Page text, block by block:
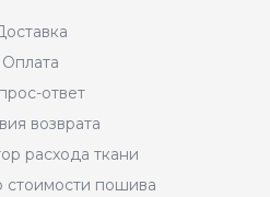
Оплата
ответ
возврата
расхода ткани
стоимости пошива